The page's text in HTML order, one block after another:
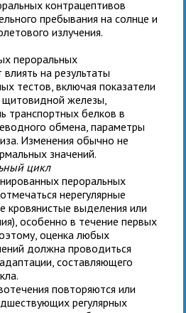
контрацептивов
пребывания на солнце и
излучения.
пероральных
на результаты
тестов, включая показатели
щитовидной железы,
транспортных белков в
обмена, параметры
Изменения обычно не
значений.
цикл
пероральных
нерегулярные
кровянистые выделения или
особенно в течение первых
оценка любых
должна проводиться
составляющего
повторяются или
регулярных